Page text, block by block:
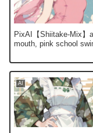
PixAI【Shiitake-Mix】
mouth, pink school
AI